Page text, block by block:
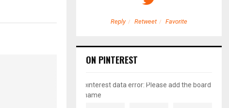
Retweet Favorite Reply Retweet Favorite
ON PINTEREST
pinterest data error: Please add the board
name